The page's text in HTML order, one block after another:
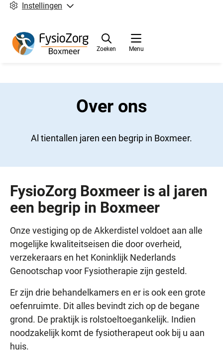
Instellingen
Menu
Zoeken
Over ons
Al tientallen jaren een begrip in Boxmeer.
FysioZorg Boxmeer is al jaren
een begrip in Boxmeer
Onze vestiging op de Akkerdistel voldoet aan alle
mogelijke kwaliteitseisen die door overheid,
verzekeraars en het Koninklijk Nederlands
Genootschap voor Fysiotherapie zijn gesteld.
Er zijn drie behandelkamers en er is ook een grote
oefenruimte. Dit alles bevindt zich op de begane
grond. De praktijk is rolstoeltoegankelijk. Indien
noodzakelijk komt de fysiotherapeut ook bij u aan
huis.